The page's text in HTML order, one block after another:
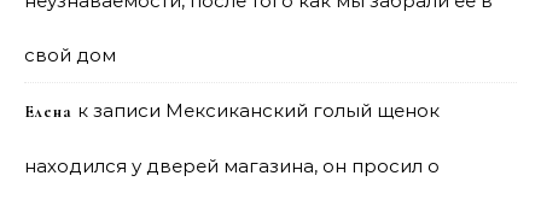
свой дом
Елена к записи Мексиканский голый щенок
находился у дверей магазина, он просил о